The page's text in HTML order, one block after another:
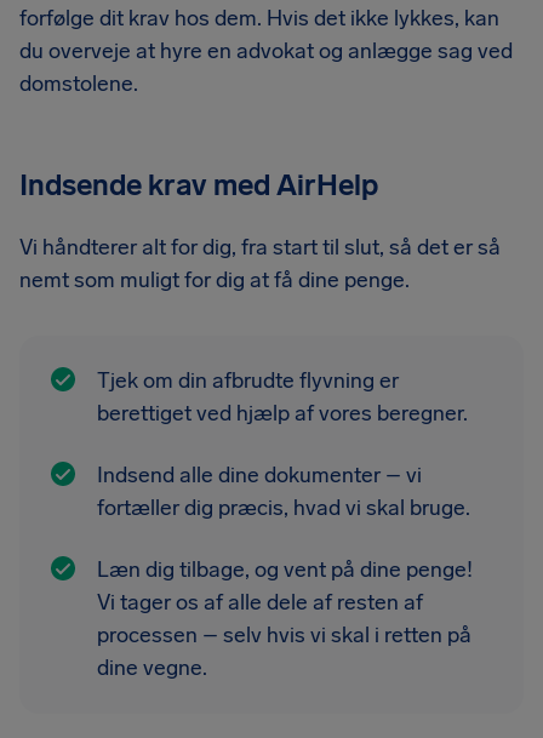
forfølge dit krav hos dem. Hvis det ikke lykkes, kan
du overveje at hyre en advokat og anlægge sag ved
domstolene.
Indsende krav med AirHelp
Vi håndterer alt for dig, fra start til slut, så det er så
nemt som muligt for dig at få dine penge.
Tjek om din afbrudte flyvning er
berettiget ved hjælp af vores beregner.
Indsend alle dine dokumenter – vi
fortæller dig præcis, hvad vi skal bruge.
Læn dig tilbage, og vent på dine penge!
Vi tager os af alle dele af resten af ​​
processen – selv hvis vi skal i retten på
dine vegne.